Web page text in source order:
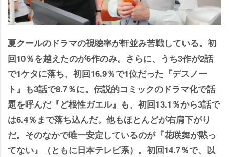
夏クールのドラマの視聴率が軒並み苦戦している。初
回10％を越えたのが6作のみ。さらに、うち3作が2話
で1ケタに落ち、初回16.9％で1位だった『デスノー
ト』も3話で8.7％に。伝説的コミックのドラマ化で話
題を呼んだ『ど根性ガエル』も、初回13.1％から3話で
は6.4％まで落ち込んだ。他もほとんどが右肩下がり
だ。そのなかで唯一安定しているのが『花咲舞が黙っ
てない』（ともに日本テレビ系）。初回14.7％で、以